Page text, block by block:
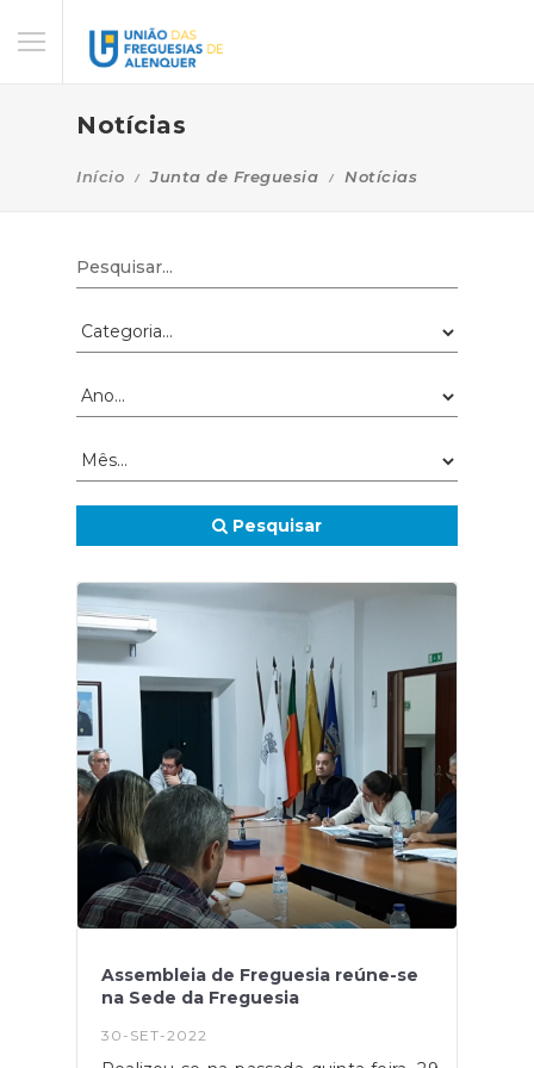
Notícias
Início Junta de Freguesia Notícias
Pesquisar
Assembleia de Freguesia reúne-se
na Sede da Freguesia
30-SET-2022